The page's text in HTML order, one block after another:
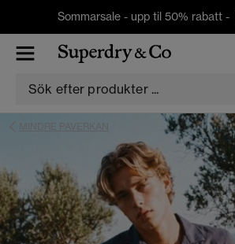
Sommarsale - upp til 50% rabatt -
MINDRE PAVERKAN